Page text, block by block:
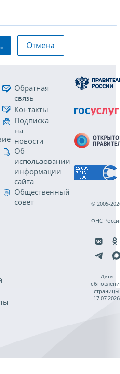
Отмена
Обратная
связь
Контакты
Подписка
на
новости
Об
использовании
информации
сайта
Общественный
совет
© 2005-
ФНС
Дата
страницы
17.07.2026